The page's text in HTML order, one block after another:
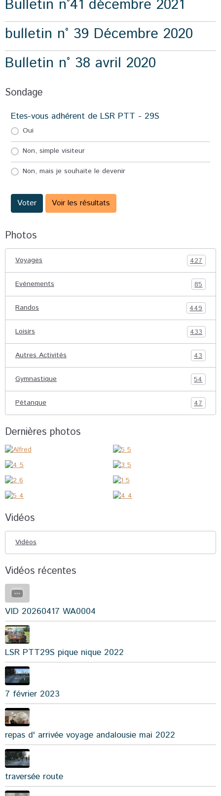
Bulletin n°41 décembre 2021
bulletin n° 39 Décembre 2020
Bulletin n° 38 avril 2020
Sondage
Etes-vous adhérent de LSR PTT - 29S
Oui
Non, simple visiteur
Non, mais je souhaite le devenir
Voter Voir les résultats
Photos
Voyages 427
Evénements 85
Randos 449
Loisirs 433
Autres Activités 43
Gymnastique 54
Pétanque 47
Dernières photos
Vidéos
Vidéos
Vidéos récentes
VID 20260417 WA0004
LSR PTT29S pique nique 2022
7 février 2023
repas d' arrivée voyage andalousie mai 2022
traversée route